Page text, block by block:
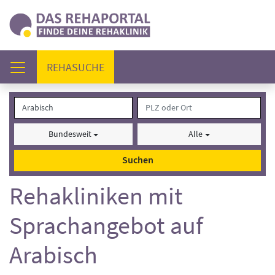
REHASUCHE(AKTUELL)
Bundesweit Alle
Suchen
Rehakliniken mit
Sprachangebot auf
Arabisch